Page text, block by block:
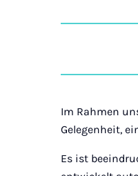
Im Rahmen
Gelegenheit,
Es ist